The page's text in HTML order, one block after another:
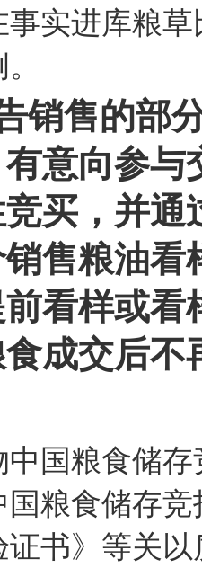
实进库粮
销售的部
意向参与
买，并通
售粮油
看样或看
成交后不
中国粮食储
粮食储存
书》等关